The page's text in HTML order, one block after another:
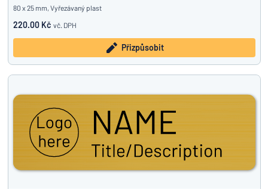
80 x 25 mm, Vyřezávaný plast
220.00 Kč vč. DPH
Přizpůsobit